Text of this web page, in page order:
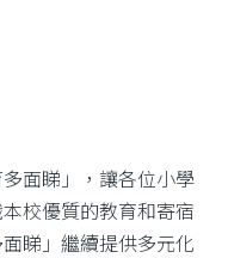
面睇」，讓各位小學
校優質的教育和寄宿
睇」繼續提供多元化